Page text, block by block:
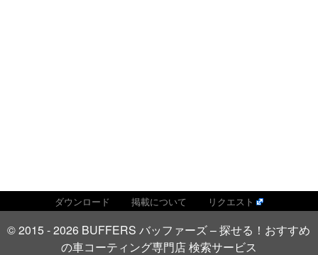
ダウンロード 掲載について リクエスト
© 2015 - 2026 BUFFERS バッファーズ – 探せる！おすすめ
の車コーティング専門店 検索サービス